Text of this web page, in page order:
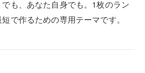
も、あなた自身でも。1枚のラン
で作るための専用テーマです。